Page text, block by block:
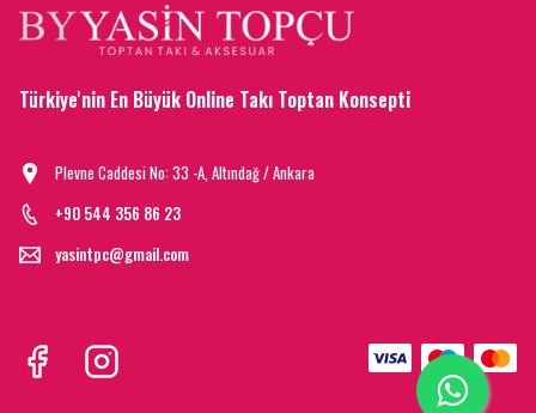
Türkiye'nin En Büyük Online Takı Toptan Konsepti
Plevne Caddesi No: 33 -A, Altındağ / Ankara
+90 544 356 86 23
yasintpc@gmail.com